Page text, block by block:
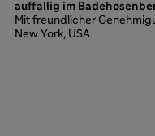
auffallig im
Mit freundlicher
New York, USA